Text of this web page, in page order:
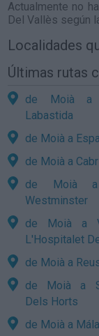
Actualmente no
Del Vallès según
Localidades
Últimas rutas
de Moià a
Labastida
de Moià a
de Moià a
de Moià
Westminster
de Moià a
L'Hospitalet
de Moià a
de Moià a
Dels Horts
de Moià a